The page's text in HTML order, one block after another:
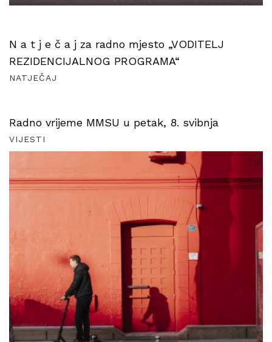
N a t j e č a j za radno mjesto „VODITELJ
REZIDENCIJALNOG PROGRAMA“
NATJEČAJ
Radno vrijeme MMSU u petak, 8. svibnja
VIJESTI